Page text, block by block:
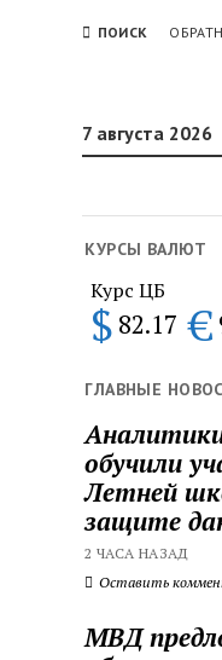
ПОИСК
7 августа 2026
КУРСЫ ВАЛЮТ
Курс ЦБ
$ 82.17 €
ГЛАВНЫЕ
обучили
Летней
защите
2 ЧАСА НАЗАД
Оставить
МВД